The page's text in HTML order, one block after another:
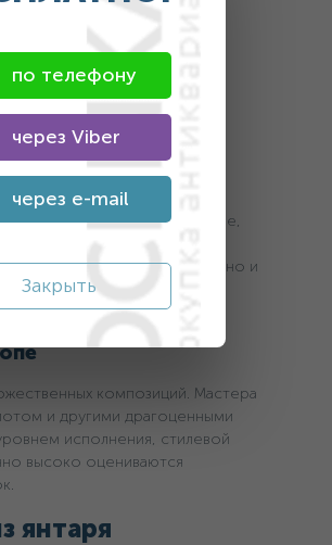
Они часто имели ритуальное,
украшений или
не только возрастом, но и
сохранившиеся предметы
композиций. Мастера
и другими драгоценными
исполнения, стилевой
высоко оцениваются
янтаря
по телефону
через Viber
через e-mail
Закрыть